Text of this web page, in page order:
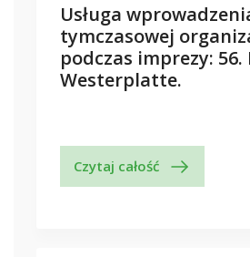
Usługa
tymczasowej
podczas imprezy: 56.
Westerplatte.
Czytaj całość